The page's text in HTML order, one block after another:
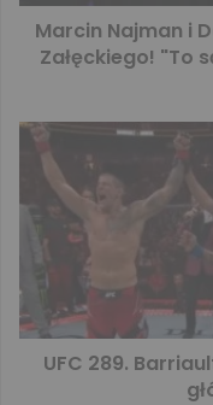
Marcin Najman i
Załęckiego! "To
UFC 289.